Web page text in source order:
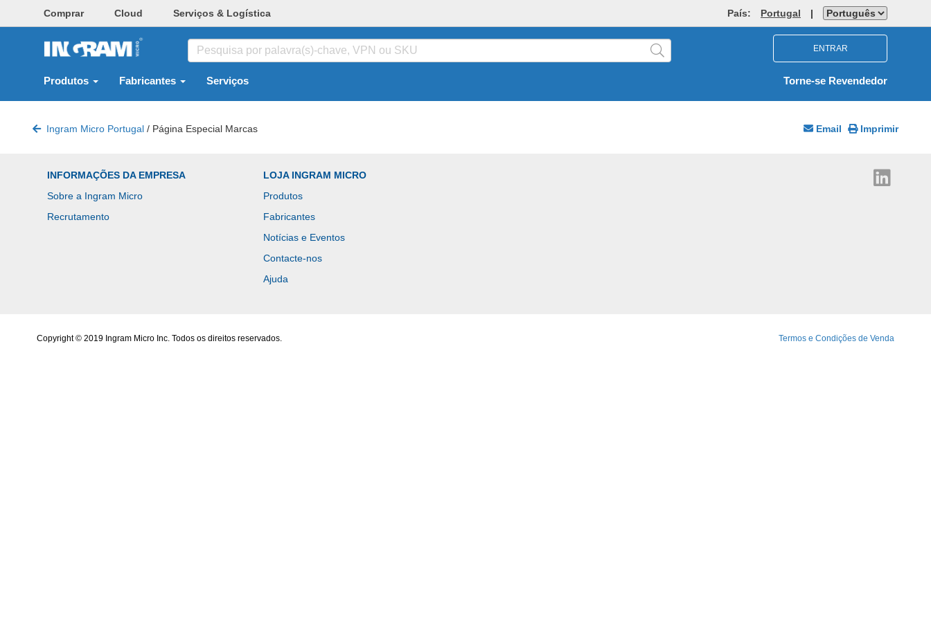
Comprar Cloud Serviços & Logística País: Portugal |
ENTRAR
Produtos Fabricantes Serviços Torne-se Revendedor
Ingram Micro Portugal / Página Especial Marcas Email Imprimir
INFORMAÇÕES DA EMPRESA
Sobre a Ingram Micro
Recrutamento
LOJA INGRAM MICRO
Produtos
Fabricantes
Notícias e Eventos
Contacte-nos
Ajuda
Copyright © 2019 Ingram Micro Inc. Todos os direitos reservados. Termos e Condições de Venda